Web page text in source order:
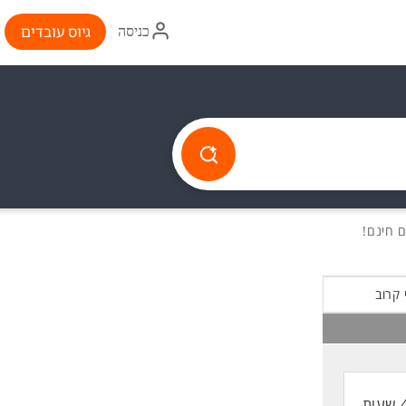
איקון
התחברות
כניסה גיוס עובדים
קרוב